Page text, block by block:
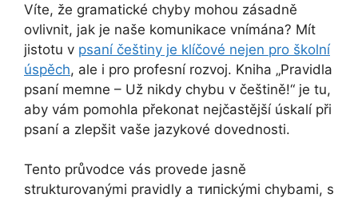
Víte, že gramatické chyby mohou zásadně
ovlivnit, jak je naše komunikace vnímána? Mít
jistotu v psaní češtiny je klíčové nejen pro školní
úspěch, ale i pro profesní rozvoj. Kniha „Pravidla
psaní memne – Už nikdy chybu v češtině!“ je tu,
aby vám pomohla překonat nejčastější úskalí při
psaní a zlepšit vaše jazykové dovednosti.
Tento průvodce vás provede jasně
strukturovanými pravidly a типickými chybami, s